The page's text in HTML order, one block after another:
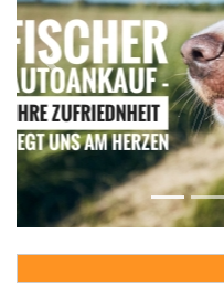
Previous